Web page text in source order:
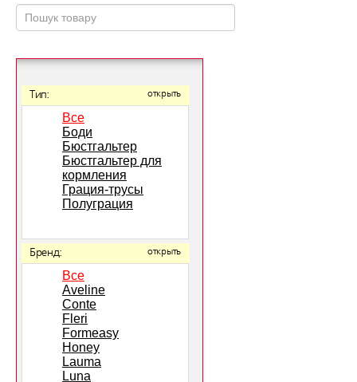
Тип: открыть
Все
Боди
Бюстгальтер
Бюстгальтер для
кормления
Грация-трусы
Полуграция
Бренд: открыть
Все
Aveline
Conte
Fleri
Formeasy
Honey
Lauma
Luna